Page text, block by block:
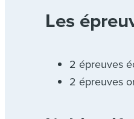
Les
2 épreuves
2 épreuves